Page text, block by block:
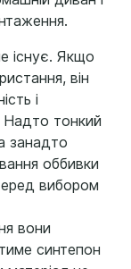
існує. Якщо
він
і
Надто тонкий
занадто
оббивки
вибором
вони
синтепон